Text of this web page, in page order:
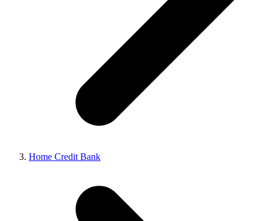
Home Credit Bank